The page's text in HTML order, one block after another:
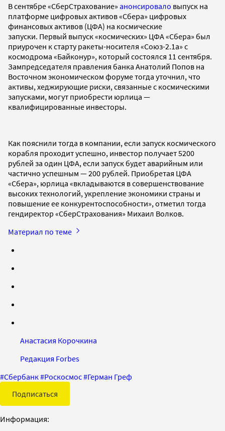
В сентябре «СберСтрахование» анонсировало выпуск на
платформе цифровых активов «Сбера» цифровых
финансовых активов (ЦФА) на космические
запуски. Первый выпуск «космических» ЦФА «Сбера» был
приурочен к старту ракеты-носителя «Союз-2.1а» с
космодрома «Байконур», который состоялся 11 сентября.
Зампредседателя правления банка Анатолий Попов на
Восточном экономическом форуме тогда уточнил, что
активы, хеджирующие риски, связанные с космическими
запусками, могут приобрести юрлица —
квалифицированные инвесторы.
Как пояснили тогда в компании, если запуск космического
корабля проходит успешно, инвестор получает 5200
рублей за один ЦФА, если запуск будет аварийным или
частично успешным — 200 рублей. Приобретая ЦФА
«Сбера», юрлица «вкладываются в совершенствование
высоких технологий, укрепление экономики страны и
повышение ее конкурентоспособности», отметил тогда
гендиректор «СберСтрахования» Михаил Волков.
Материал по теме
Анастасия Корочкина
Редакция Forbes
#Сбербанк#Роскосмос#Герман Греф
Подписаться
Информация: